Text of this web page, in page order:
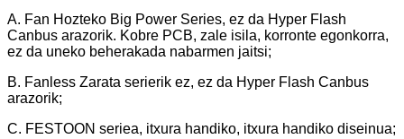
A. Fan Hozteko Big Power Series, ez da Hyper Flash
Canbus arazorik. Kobre PCB, zale isila, korronte egonkorra,
ez da uneko beherakada nabarmen jaitsi;
B. Fanless Zarata serierik ez, ez da Hyper Flash Canbus
arazorik;
C. FESTOON seriea, itxura handiko, itxura handiko diseinua;